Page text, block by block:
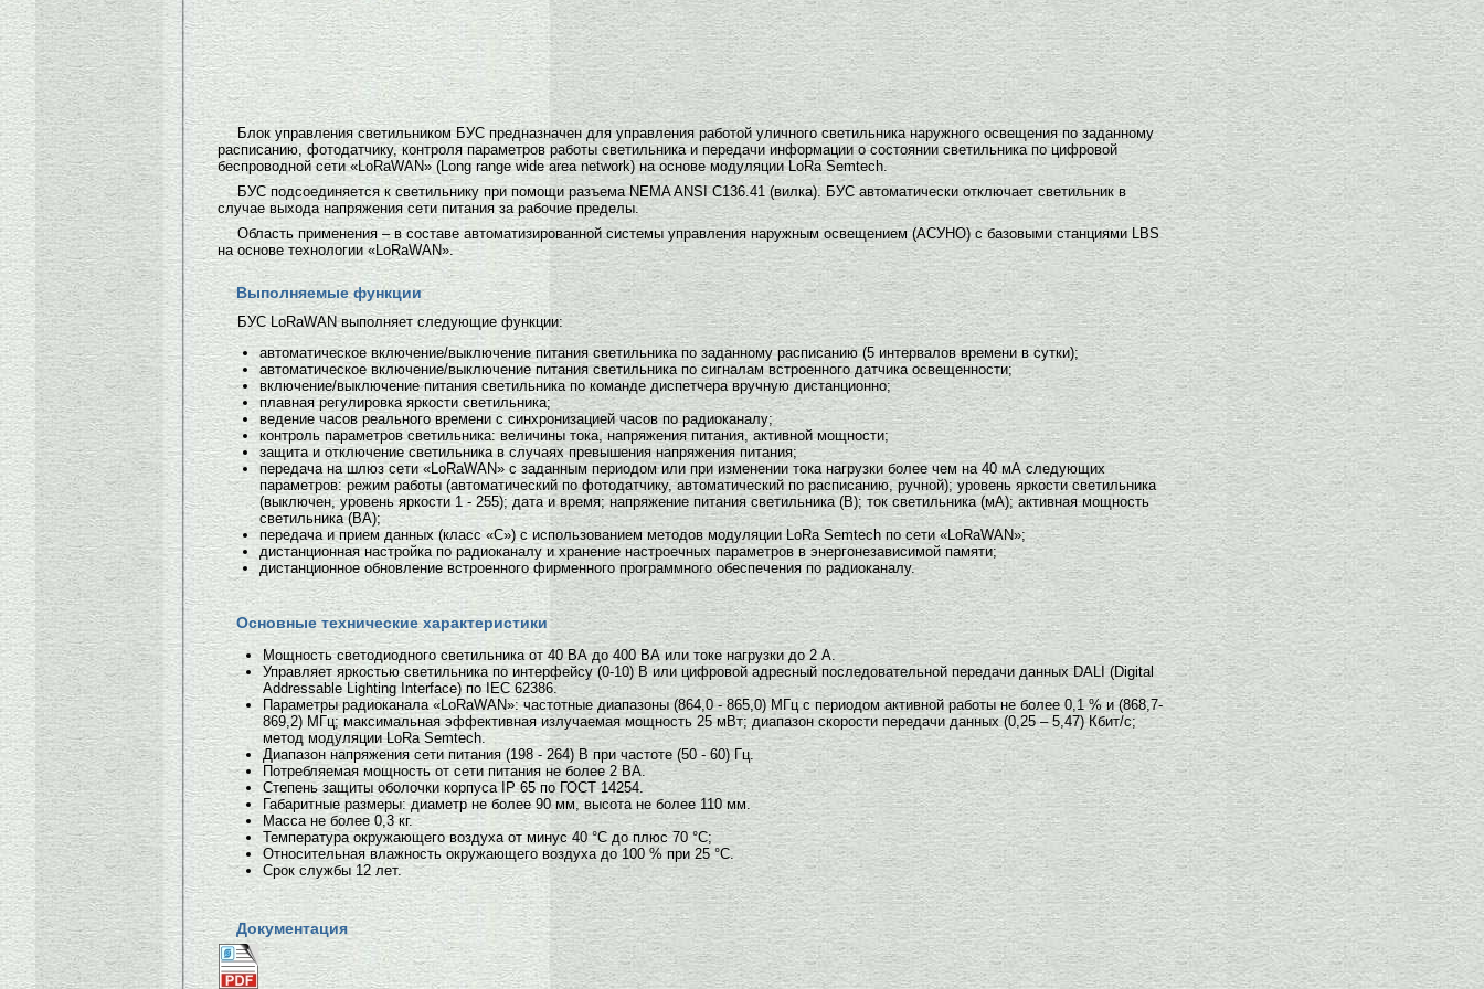
Блок управления светильником БУС предназначен для управления работой уличного светильника наружного освещения по заданному
расписанию, фотодатчику, контроля параметров работы светильника и передачи информации о состоянии светильника по цифровой
беспроводной сети «LoRaWAN» (Long range wide area network) на основе модуляции LoRa Semtech.
БУС подсоединяется к светильнику при помощи разъема NEMA ANSI C136.41 (вилка). БУС автоматически отключает светильник в
случае выхода напряжения сети питания за рабочие пределы.
Область применения – в составе автоматизированной системы управления наружным освещением (АСУНО) с базовыми станциями LBS
на основе технологии «LoRaWAN».
Выполняемые функции
БУС LoRaWAN выполняет следующие функции:
автоматическое включение/выключение питания светильника по заданному расписанию (5 интервалов времени в сутки);
автоматическое включение/выключение питания светильника по сигналам встроенного датчика освещенности;
включение/выключение питания светильника по команде диспетчера вручную дистанционно;
плавная регулировка яркости светильника;
ведение часов реального времени с синхронизацией часов по радиоканалу;
контроль параметров светильника: величины тока, напряжения питания, активной мощности;
защита и отключение светильника в случаях превышения напряжения питания;
передача на шлюз сети «LoRaWAN» с заданным периодом или при изменении тока нагрузки более чем на 40 мА следующих
параметров: режим работы (автоматический по фотодатчику, автоматический по расписанию, ручной); уровень яркости светильника
(выключен, уровень яркости 1 - 255); дата и время; напряжение питания светильника (В); ток светильника (мА); активная мощность
светильника (ВА);
передача и прием данных (класс «С») с использованием методов модуляции LoRa Semtech по сети «LoRaWAN»;
дистанционная настройка по радиоканалу и хранение настроечных параметров в энергонезависимой памяти;
дистанционное обновление встроенного фирменного программного обеспечения по радиоканалу.
Основные технические характеристики
Мощность светодиодного светильника от 40 ВА до 400 ВА или токе нагрузки до 2 А.
Управляет яркостью светильника по интерфейсу (0-10) В или цифровой адресный последовательной передачи данных DALI (Digital
Addressable Lighting Interface) по IEC 62386.
Параметры радиоканала «LoRaWAN»: частотные диапазоны (864,0 - 865,0) МГц с периодом активной работы не более 0,1 % и (868,7-
869,2) МГц; максимальная эффективная излучаемая мощность 25 мВт; диапазон скорости передачи данных (0,25 – 5,47) Кбит/с;
метод модуляции LoRa Semtech.
Диапазон напряжения сети питания (198 - 264) В при частоте (50 - 60) Гц.
Потребляемая мощность от сети питания не более 2 ВА.
Степень защиты оболочки корпуса IP 65 по ГОСТ 14254.
Габаритные размеры: диаметр не более 90 мм, высота не более 110 мм.
Масса не более 0,3 кг.
Температура окружающего воздуха от минус 40 °С до плюс 70 °С;
Относительная влажность окружающего воздуха до 100 % при 25 °С.
Срок службы 12 лет.
Документация